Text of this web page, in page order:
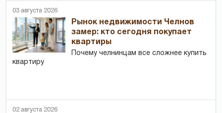
03 августа 2026
Рынок недвижимости Челнов
замер: кто сегодня покупает
квартиры
Почему челнинцам все сложнее купить
квартиру
02 августа 2026